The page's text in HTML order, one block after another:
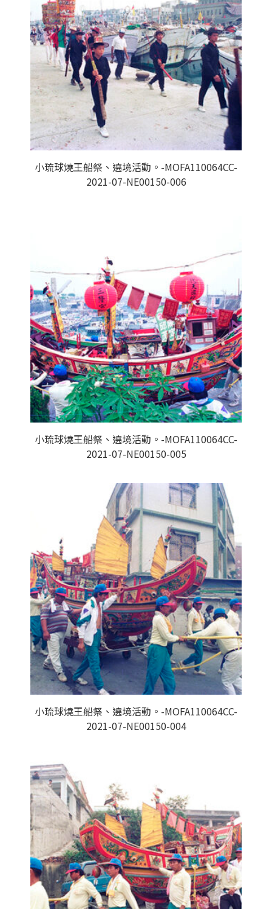
小琉球燒王船祭、遶境活動。-MOFA110064CC-
2021-07-NE00150-006
小琉球燒王船祭、遶境活動。-MOFA110064CC-
2021-07-NE00150-005
小琉球燒王船祭、遶境活動。-MOFA110064CC-
2021-07-NE00150-004